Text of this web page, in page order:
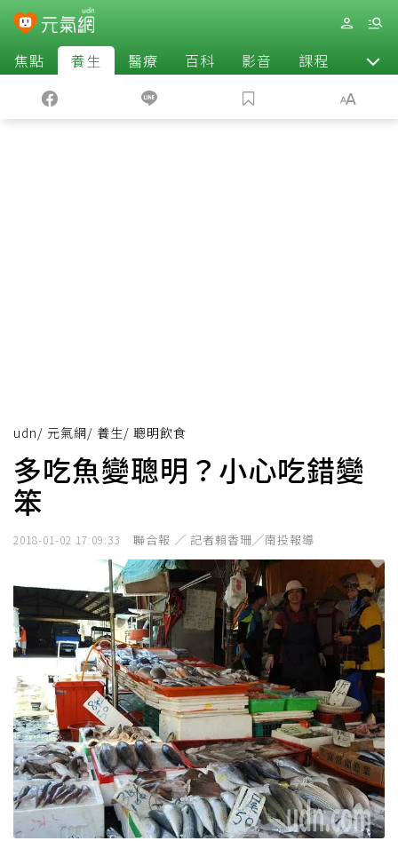
焦點 養生 醫療 百科 影音 課程 退休
udn/ 元氣網/ 養生/ 聰明飲食
多吃魚變聰明？小心吃錯變
笨
2018-01-02 17:09:33 聯合報 ／ 記者賴香珊╱南投報導